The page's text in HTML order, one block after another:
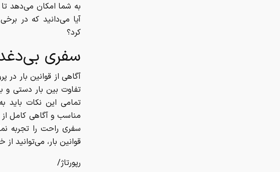
به شما امکان می‌دهد
آیا می‌دانید که در
کرد؟
سفری
آگاهی از قوانین بار
تفاوت بین بار دستی و
تمامی این نکات باید
مناسب و آگاهی کامل از
سفری راحت را تجربه
قوانین بار، می‌توانید
رپورتاژ/